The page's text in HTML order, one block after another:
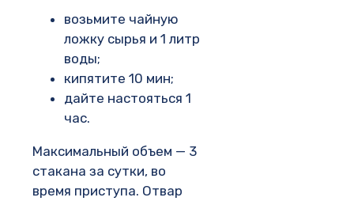
возьмите чайную
ложку сырья и 1 литр
воды;
кипятите 10 мин;
дайте настояться 1
час.
Максимальный объем — 3
стакана за сутки, во
время приступа. Отвар